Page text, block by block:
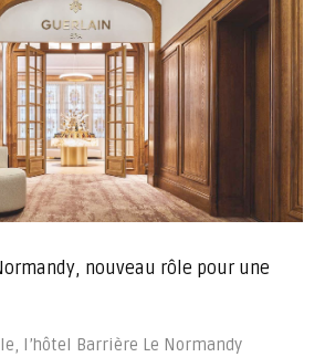
nouveau rôle pour une
l’hôtel Barrière Le Normandy